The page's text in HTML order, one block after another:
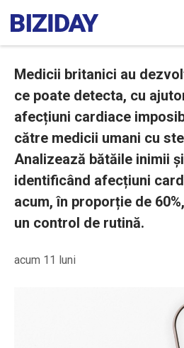
Medicii britanici au
ce poate detecta, cu
afecțiuni cardiace
către medicii umani cu
Analizează bătăile inimii
identificând afecțiuni
acum, în proporție de
un control de rutină.
acum 11 luni